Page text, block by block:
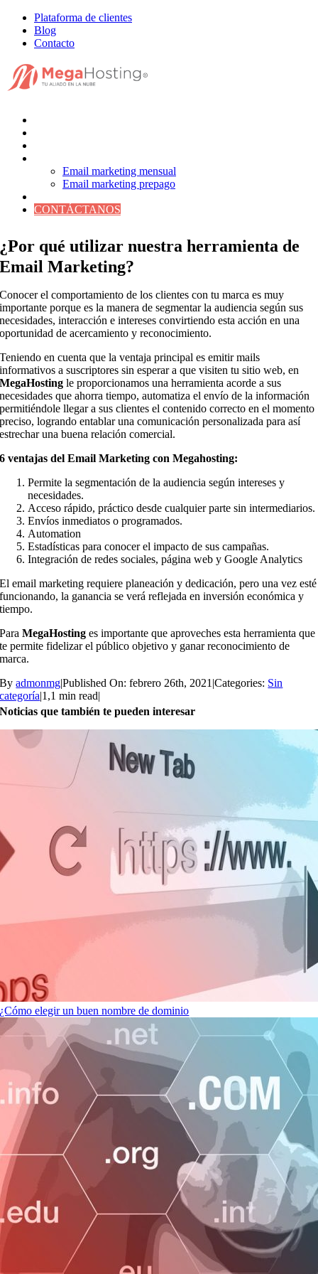
Skip
content
Plataforma de clientes
Blog
Contacto
Email marketing mensual
Email marketing prepago
CONTÁCTANOS
¿Por qué utilizar nuestra herramienta de
Email Marketing?
Conocer el comportamiento de los clientes con tu marca es muy
importante porque es la manera de segmentar la audiencia según sus
necesidades, interacción e intereses convirtiendo esta acción en una
oportunidad de acercamiento y reconocimiento.
Teniendo en cuenta que la ventaja principal es emitir mails
informativos a suscriptores sin esperar a que visiten tu sitio web, en
MegaHosting le proporcionamos una herramienta acorde a sus
necesidades que ahorra tiempo, automatiza el envío de la información
permitiéndole llegar a sus clientes el contenido correcto en el momento
preciso, logrando entablar una comunicación personalizada para así
estrechar una buena relación comercial.
6 ventajas del Email Marketing con Megahosting:
Permite la segmentación de la audiencia según intereses y
necesidades.
Acceso rápido, práctico desde cualquier parte sin intermediarios.
Envíos inmediatos o programados.
Automation
Estadísticas para conocer el impacto de sus campañas.
Integración de redes sociales, página web y Google Analytics
El email marketing requiere planeación y dedicación, pero una vez esté
funcionando, la ganancia se verá reflejada en inversión económica y
tiempo.
ParaMegaHosting es importante que aproveches esta herramienta que
te permite fidelizar el público objetivo y ganar reconocimiento de
marca.
Byadmonmg|Published On: febrero 26th, 2021 |Categories: Sin
categoría|1,1 min read|
Noticias que también te pueden interesar
¿Cómo elegir un buen nombre de dominio